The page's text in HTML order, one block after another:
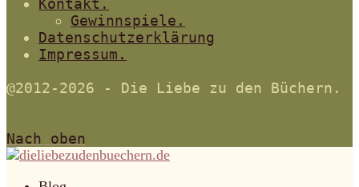
Gewinnspiele.
Datenschutzerklärung
Impressum.
@2012-2026 - Die Liebe zu den Büchern.
Nach oben